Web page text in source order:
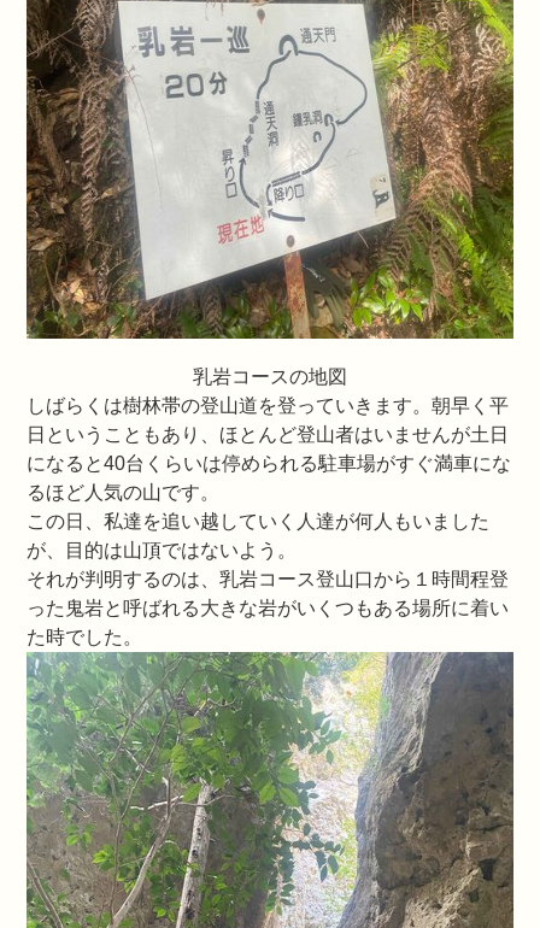
乳岩コースの地図
しばらくは樹林帯の登山道を登っていきます。朝早く平
日ということもあり、ほとんど登山者はいませんが土日
になると40台くらいは停められる駐車場がすぐ満車にな
るほど人気の山です。
この日、私達を追い越していく人達が何人もいました
が、目的は山頂ではないよう。
それが判明するのは、乳岩コース登山口から１時間程登
った鬼岩と呼ばれる大きな岩がいくつもある場所に着い
た時でした。